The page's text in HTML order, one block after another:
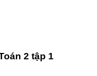
2 tập 1